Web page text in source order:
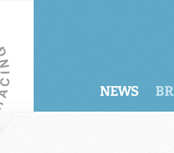
NEWS